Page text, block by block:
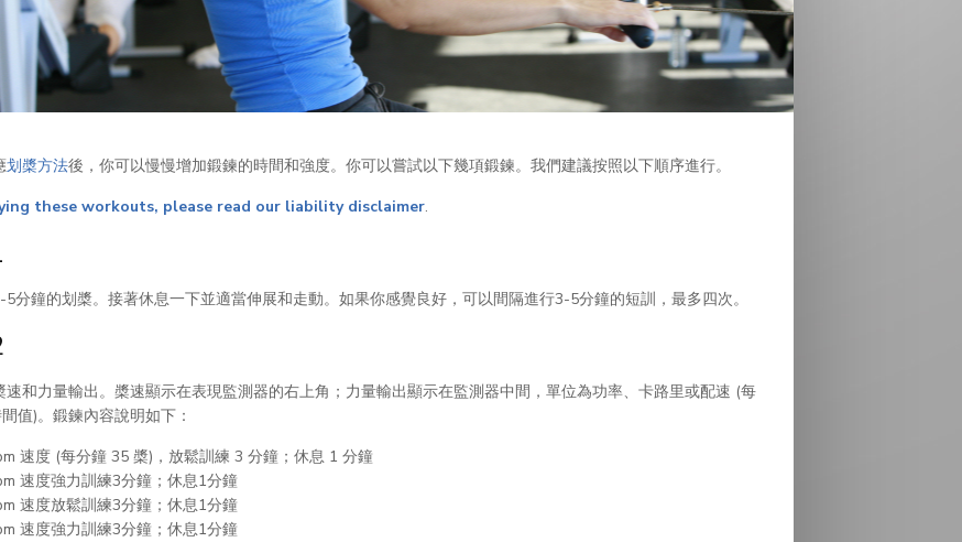
划槳方法後，你可以慢慢增加鍛鍊的時間和強度。你可以嘗試以下幾項鍛鍊。我們建議按照以下順序進行。
these workouts, please read our liability disclaimer.
分鐘的划槳。接著休息一下並適當伸展和走動。如果你感覺良好，可以間隔進行3-5分鐘的短訓，最多四次。
速和力量輸出。槳速顯示在表現監測器的右上角；力量輸出顯示在監測器中間，單位為功率、卡路里或配速 (每
值)。鍛鍊內容說明如下：
速度 (每分鐘 35 槳)，放鬆訓練 3 分鐘；休息 1 分鐘
速度強力訓練3分鐘；休息1分鐘
速度放鬆訓練3分鐘；休息1分鐘
速度強力訓練3分鐘；休息1分鐘